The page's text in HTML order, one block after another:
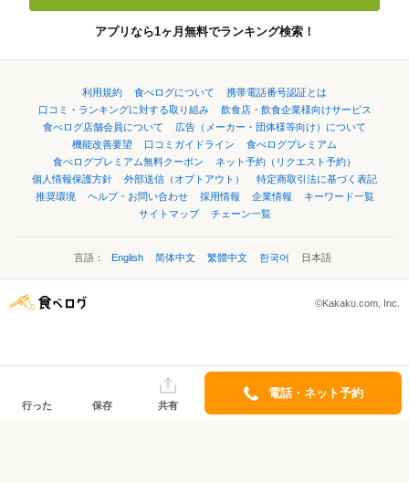
アプリなら1ヶ月無料でランキング検索！
利用規約 食べログについて
携帯電話番号認証とは
口コミ・ランキングに対する取り組み
飲食店・飲食企業様向けサービス
食べログ店舗会員について
広告（メーカー・団体様等向け）について
機能改善要望
口コミガイドライン
食べログプレミアム
食べログプレミアム無料クーポン
ネット予約（リクエスト予約）
個人情報保護方針
外部送信（オプトアウト）
特定商取引法に基づく表記
推奨環境
ヘルプ・お問い合わせ 採用情報 企業情報
キーワード一覧
サイトマップ
チェーン一覧
言語： English 简体中文 繁體中文 한국어 日本語
©Kakaku.com, Inc.
行った 保存 共有
電話・ネット予約